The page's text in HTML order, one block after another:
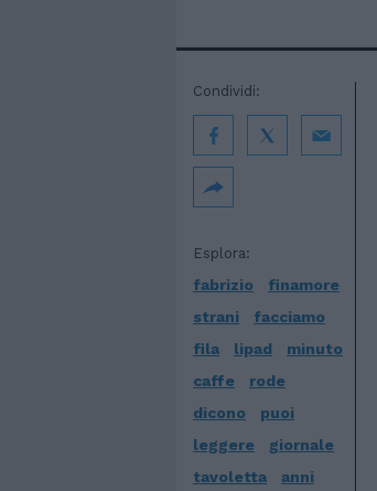
Esplora:
fabrizio
finamore
strani
facciamo
fila
lipad
minuto
caffe
rode
dicono
puoi
leggere
giornale
tavoletta
anni
Condividi: